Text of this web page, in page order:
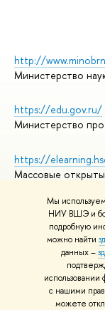
Мы
НИУ ВШЭ и
подробную
можно найти
данных –
с нашими
можете
http://
Министерство
https://edu.gov.ru/
Министерство
https://
Массовые
© НИУ ВШЭ
Условия
Политика
Правила
Карта сайта